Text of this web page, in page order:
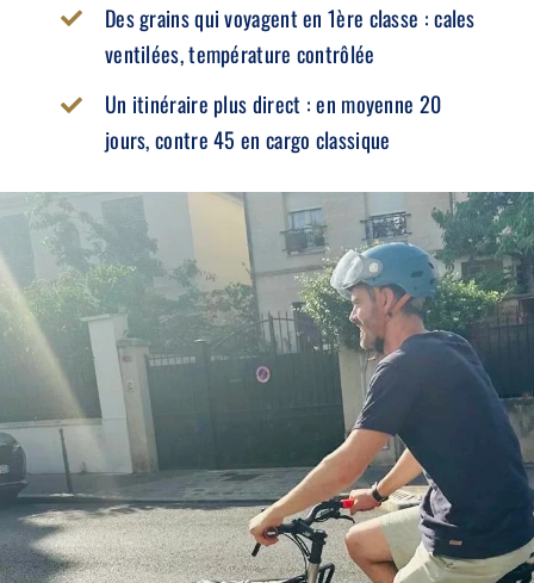
Des grains qui voyagent en 1ère classe : cales
ventilées, température contrôlée
Un itinéraire plus direct : en moyenne 20
jours, contre 45 en cargo classique